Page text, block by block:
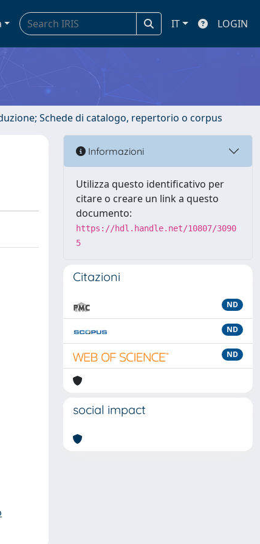
IT LOGIN
Schede di catalogo, repertorio o corpus
Informazioni
Utilizza questo identificativo per
citare o creare un link a questo
documento:
https://hdl.handle.net/10807/3090
5
Citazioni
ND
ND
ND
social impact